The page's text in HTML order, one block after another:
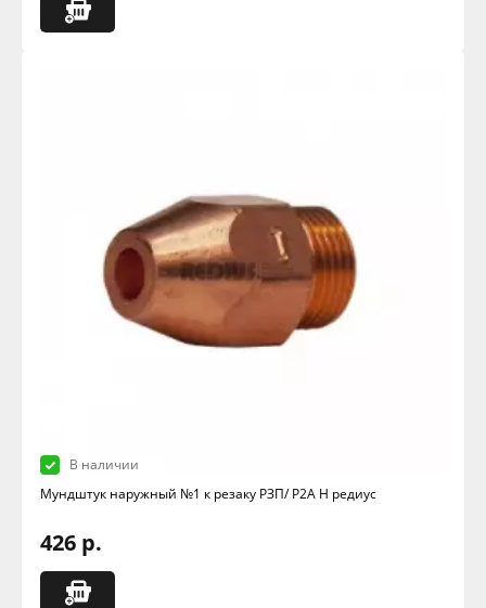
В наличии
Мундштук наружный №1 к резаку РЗП/ Р2А Н редиус
426 р.